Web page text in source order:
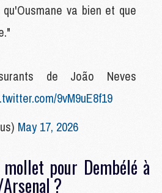
va bien et que
de João Neves
9vM9uE8f19
May 17, 2026
pour Dembélé à
?